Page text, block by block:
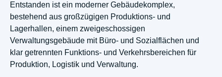
Entstanden ist ein moderner Gebäudekomplex,
bestehend aus großzügigen Produktions- und
Lagerhallen, einem zweigeschossigen
Verwaltungsgebäude mit Büro- und Sozialflächen und
klar getrennten Funktions- und Verkehrsbereichen für
Produktion, Logistik und Verwaltung.